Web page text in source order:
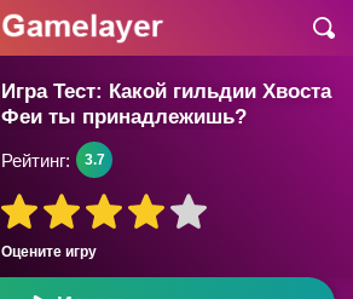
Игра Тест: Какой гильдии Хвоста
Феи ты принадлежишь?
Оцените игру
Рейтинг: 3.7